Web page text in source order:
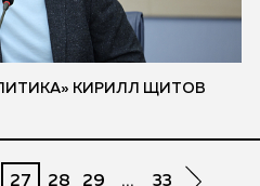
КИРИЛЛ ЩИТОВ
27 28 29 ... 33